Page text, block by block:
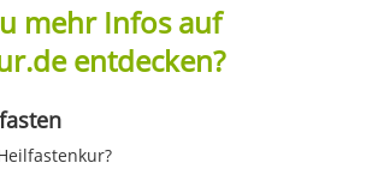
mehr Infos auf
entdecken?